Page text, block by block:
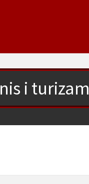
i turizam